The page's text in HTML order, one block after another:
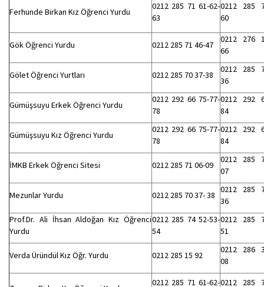
Ferhunde Birkan Kız Öğrenci Yurdu
0212 285 71 61-62-
63
0212 285
60
Gök Öğrenci Yurdu 0212 285 71 46-47
0212 276
66
Gölet Öğrenci Yurtları 0212 285 70 37-38
0212 285
36
Gümüşsuyu Erkek Öğrenci Yurdu
0212 292 66 75-77-
78
0212 292
84
Gümüşsuyu Kız Öğrenci Yurdu
0212 292 66 75-77-
78
0212 292
84
İMKB Erkek Öğrenci Sitesi 0212 285 71 06-09
0212 285
07
Mezunlar Yurdu 0212 285 70 37- 38
0212 285
36
Prof.Dr. Ali İhsan Aldoğan Kız Öğrenci
Yurdu
0212 285 74 52-53-
54
0212 285
51
Verda Üründül Kız Öğr. Yurdu 0212 285 15 92
0212 286
08
0212 285 71 61-62-0212 285